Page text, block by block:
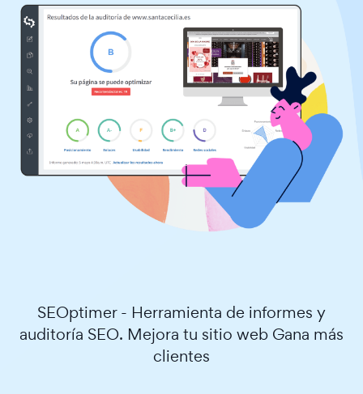
SEOptimer - Herramienta de informes y
auditoría SEO. Mejora tu sitio web Gana más
clientes